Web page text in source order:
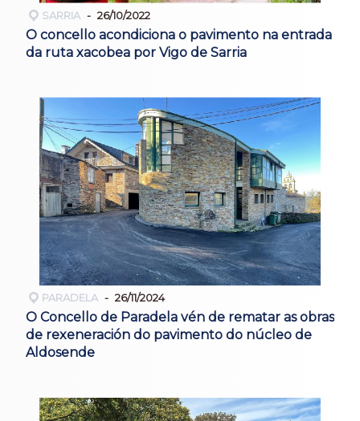
SARRIA 26/10/2022
O concello acondiciona o pavimento na entrada
da ruta xacobea por Vigo de Sarria
PARADELA 26/11/2024
O Concello de Paradela vén de rematar as obras
de rexeneración do pavimento do núcleo de
Aldosende